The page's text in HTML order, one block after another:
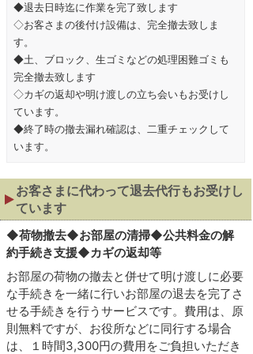
◆退去日時迄に作業を完了致します
◇お客さまの後付け設備は、完全撤去致しま
す。
◆土、ブロック、生ゴミなどの処理困難ゴミも
完全撤去致します
◇カギの返却や明け渡しの立ち会いもお受けし
ています。
◆終了時の撤去漏れ確認は、二重チェックして
います。
お客さまに代わって退去代行もお受けし
ています
◆荷物撤去◆お部屋の清掃◆公共料金の解
約手続き支援◆カギの返却等
お部屋の荷物の撤去と併せて明け渡しに必要
な手続きを一緒に行いお部屋の退去を完了さ
せる手続きを行うサービスです。費用は、原
則無料ですが、お役所などに同行する場合
は、１時間3,300円の費用をご負担いただき